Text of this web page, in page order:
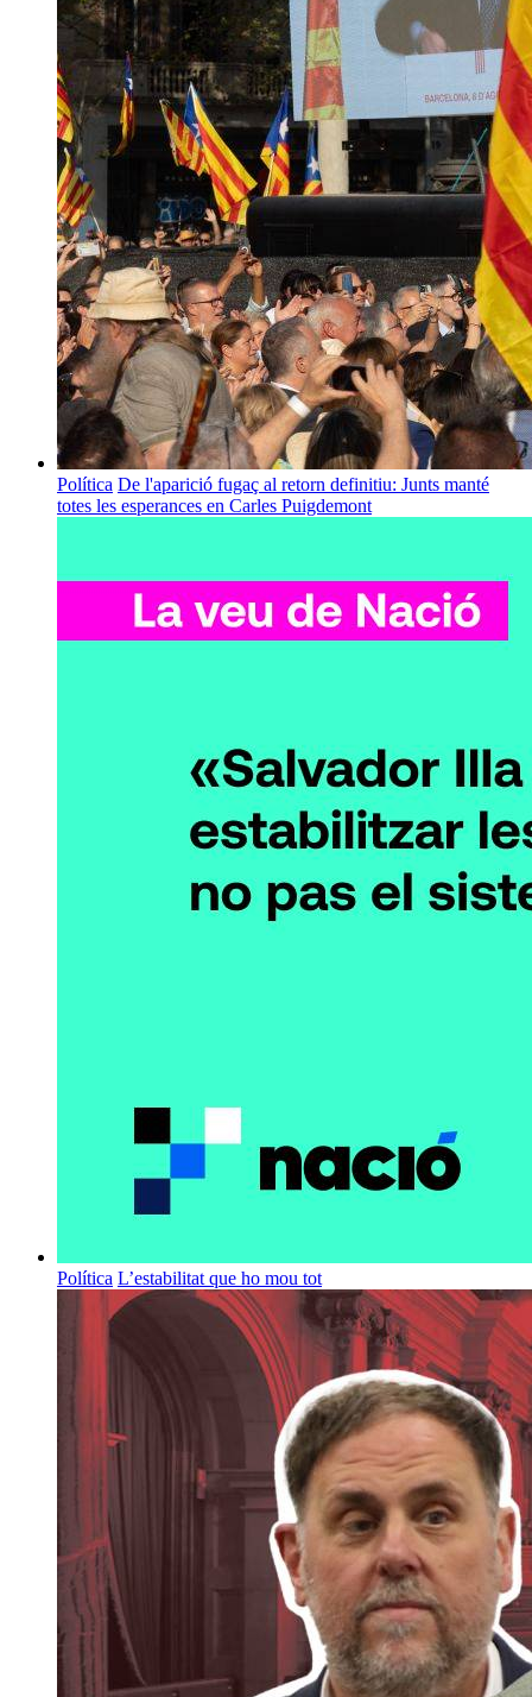
Política De l'aparició fugaç al retorn definitiu: Junts manté
totes les esperances en Carles Puigdemont
Política L’estabilitat que ho mou tot